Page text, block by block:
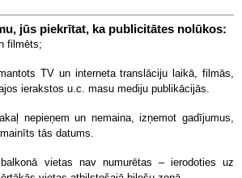
jūs piekrītat, ka publicitātes nolūkos:
filmēts;
TV un interneta translāciju laikā, filmās,
ierakstos u.c. masu mediju publikācijās.
nepieņem un nemaina, izņemot gadījumus,
tās datums.
vietas nav numurētas – ierodoties uz